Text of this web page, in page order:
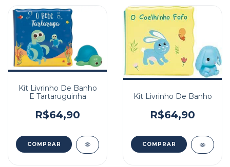
Kit Livrinho De Banho
E Tartaruguinha
R$64,90
Kit Livrinho De Banho
R$64,90